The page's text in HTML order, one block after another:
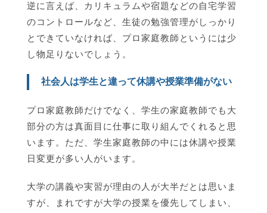
逆に言えば、カリキュラムや宿題などの自宅学習
のコントロールなど、生徒の勉強管理がしっかり
とできていなければ、プロ家庭教師というには少
し物足りないでしょう。
社会人は学生と違って休講や授業準備がない
プロ家庭教師だけでなく、学生の家庭教師でも大
部分の方は真面目に仕事に取り組んでくれると思
います。ただ、学生家庭教師の中には休講や授業
日変更が多い人がいます。
大学の講義や実習が理由の人が大半だとは思いま
すが、まれですが大学の授業を優先してしまい、